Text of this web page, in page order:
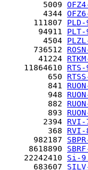
        5009
        4344
      111807
       94911
        4504
      736512
       41224
    11864610
         650
         841
         948
         882
         893
        2394
         368
      982187
     8618890
    22242410
Si-
      683607